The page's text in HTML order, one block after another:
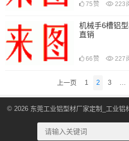
75 赞 223
机械手6槽铝
直销
66 赞 227
上一页 1 2 3 …
© 2026 东莞工业铝型材厂家定制_工业铝